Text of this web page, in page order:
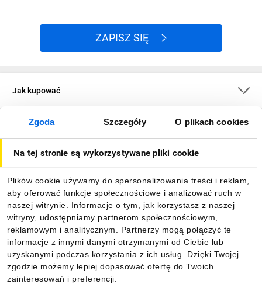
Zgoda Szczegóły O plikach cookies
Na tej stronie są wykorzystywane pliki cookie
Plików cookie używamy do spersonalizowania treści i reklam,
aby oferować funkcje społecznościowe i analizować ruch w
naszej witrynie. Informacje o tym, jak korzystasz z naszej
witryny, udostępniamy partnerom społecznościowym,
reklamowym i analitycznym. Partnerzy mogą połączyć te
informacje z innymi danymi otrzymanymi od Ciebie lub
uzyskanymi podczas korzystania z ich usług. Dzięki Twojej
zgodzie możemy lepiej dopasować ofertę do Twoich
zainteresowań i preferencji.
ZAPISZ SIĘ
Jak kupować
O firmie
Informacje
Pobierz naszą aplikację mobilną: